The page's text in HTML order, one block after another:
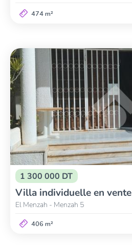
474 m²
1 300 000 DT
Villa individuelle en vente
El Menzah - Menzah 5
406 m²